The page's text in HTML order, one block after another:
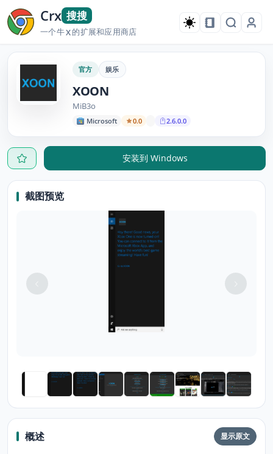
Crx 搜搜
一个牛X的扩展和应用商店
官方 娱乐
XOON
MiB3o
Microsoft 0.0 2.6.0.0
安装到 Windows
截图预览
概述 显示原文